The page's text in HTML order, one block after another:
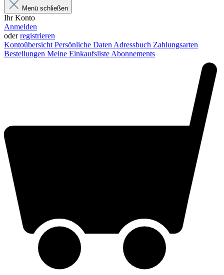
Menü schließen
Ihr Konto
Anmelden
oderregistrieren
Kontoübersicht Persönliche Daten Adressbuch Zahlungsarten
Bestellungen Meine Einkaufsliste Abonnements